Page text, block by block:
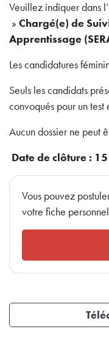
Veuillez indiquer dans
» Chargé(e) de
Apprentissage
Les candidatures
Seuls les candidats
convoqués pour un
Aucun dossier ne peut
Date de clôture :
Vous pouvez
votre fiche